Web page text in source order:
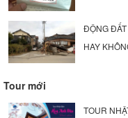
ĐỘNG ĐẤT
HAY
Tour mới
TOUR